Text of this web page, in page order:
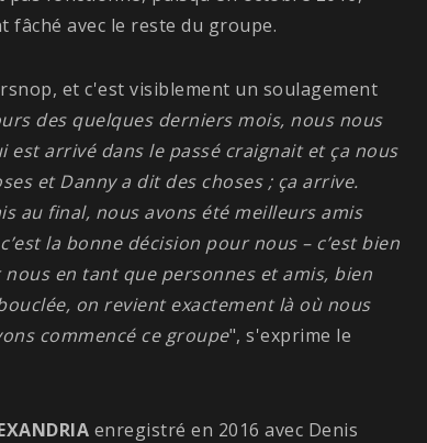
avec le reste du groupe.
et c'est visiblement un soulagement
des quelques derniers mois, nous nous
est arrivé dans le passé craignait et ça nous
et Danny a dit des choses ; ça arrive.
au final, nous avons été meilleurs amis
la bonne décision pour nous – c’est bien
en tant que personnes et amis, bien
on revient exactement là où nous
commencé ce groupe", s'exprime le
enregistré en 2016 avec Denis